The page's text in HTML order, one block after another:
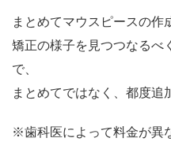
まとめてマウスピースの作
矯正の様子を見つつなるべ
で、
まとめてではなく、都度追
※歯科医によって料金が異